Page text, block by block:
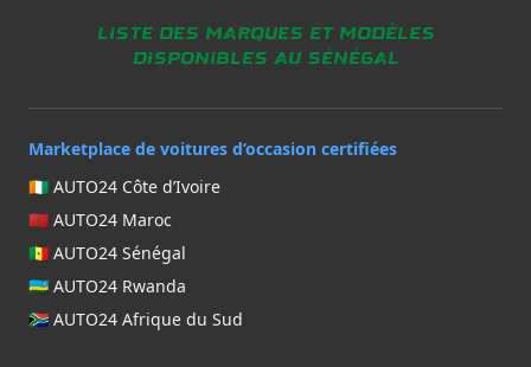
Liste des marques et modèles
disponibles au Sénégal
Marketplace de voitures d’occasion certifiées
🇨🇮 AUTO24 Côte d’Ivoire
🇲🇦 AUTO24 Maroc
🇸🇳 AUTO24 Sénégal
🇷🇼 AUTO24 Rwanda
🇿🇦 AUTO24 Afrique du Sud